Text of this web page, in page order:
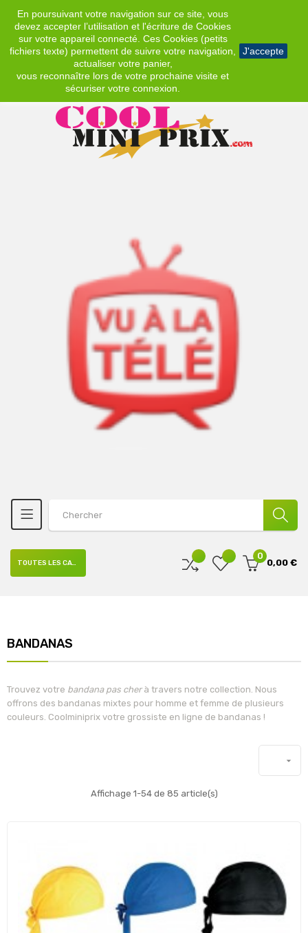
En poursuivant votre navigation sur ce site, vous
devez accepter l’utilisation et l'écriture de Cookies
sur votre appareil connecté. Ces Cookies (petits
fichiers texte) permettent de suivre votre navigation,
actualiser votre panier,
vous reconnaître lors de votre prochaine visite et
sécuriser votre connexion.
J'accepte
EUR
0
0,00 €
TOUTES LES CATÉGORIES
BANDANAS
Trouvez votre bandana pas cherà travers notre collection. Nous
offrons des bandanas mixtes pour homme et femme de plusieurs
couleurs. Coolminiprix votre grossiste en ligne de bandanas !

Affichage 1-54 de 85 article(s)